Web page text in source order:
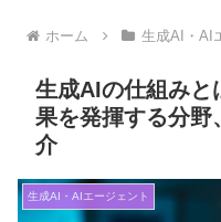
ホーム 生成AI・AI
生成AIの仕組みと
果を発揮する分野
介
生成AI・AIエージェント